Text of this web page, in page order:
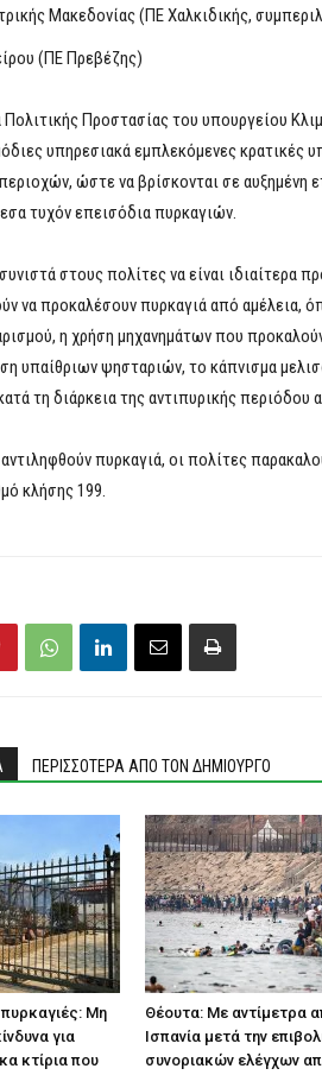
Μακεδονίας (ΠΕ Χαλκιδικής,
(ΠΕ Πρεβέζης)
Πολιτικής Προστασίας του υπουργείου
υπηρεσιακά εμπλεκόμενες κρατικές
ώστε να βρίσκονται σε αυξημένη
τυχόν επεισόδια πυρκαγιών.
στους πολίτες να είναι ιδιαίτερα
να προκαλέσουν πυρκαγιά από αμέλεια,
η χρήση μηχανημάτων που
υπαίθριων ψησταριών, το κάπνισμα
τη διάρκεια της αντιπυρικής
πυρκαγιά, οι πολίτες
κλήσης 199.
ΠΕΡΙΣΣΟΤΕΡΑ ΑΠΟ ΤΟΝ ΔΗΜΙΟΥΡΓΟ
Μη
για
κτίρια που
Θέουτα: Με αντίμετρα
Ισπανία μετά την
συνοριακών ελέγχων